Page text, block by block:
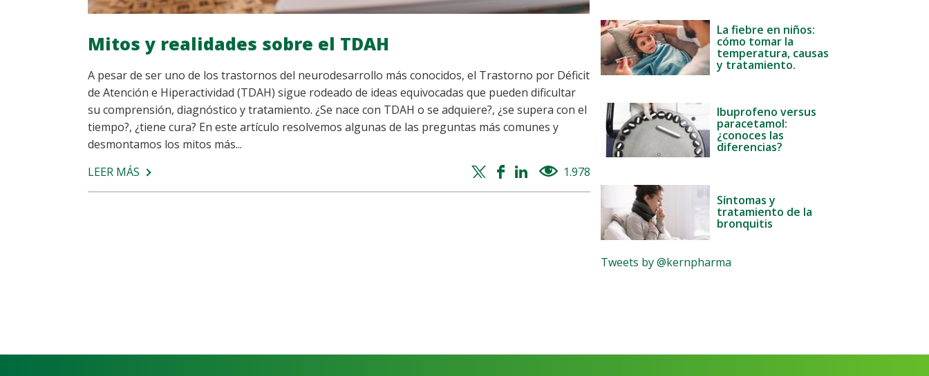
Mitos y realidades sobre el TDAH
A pesar de ser uno de los trastornos del neurodesarrollo más conocidos, el Trastorno por Déficit
de Atención e Hiperactividad (TDAH) sigue rodeado de ideas equivocadas que pueden dificultar
su comprensión, diagnóstico y tratamiento. ¿Se nace con TDAH o se adquiere?, ¿se supera con el
tiempo?, ¿tiene cura? En este artículo resolvemos algunas de las preguntas más comunes y
desmontamos los mitos más...
LEER MÁS SOBRE
MITOS
Twitter
share
Facebook
share
Whatsapp
share
Linkedin
share
1.978
La fiebre en niños:
cómo tomar la
temperatura, causas
y tratamiento.
Ibuprofeno versus
paracetamol:
¿conoces las
diferencias?
Síntomas y
tratamiento de la
bronquitis
Tweets by @kernpharma